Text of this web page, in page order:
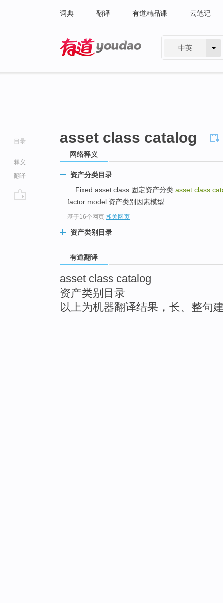
词典 翻译 有道精品课 云笔记
中英
目录
释义
翻译
asset class catalog
网络释义
资产分类目录
... Fixed asset class 固定资产分类 asset class
factor model 资产类别因素模型 ...
基于16个网页-相关网页
资产类别目录
有道翻译
asset class catalog
资产类别目录
以上为机器翻译结果，长、整句